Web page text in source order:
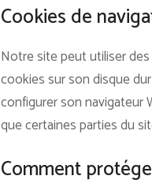
Cookies de
Notre site peut utiliser des
cookies sur son disque
configurer son navigateur
que certaines parties du
Comment